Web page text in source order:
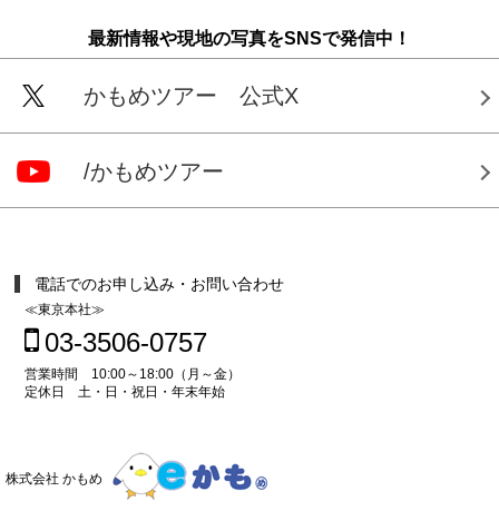
最新情報や現地の写真をSNSで発信中！
かもめツアー 公式X
/かもめツアー
電話でのお申し込み・お問い合わせ
≪東京本社≫
03-3506-0757
営業時間 10:00～18:00（月～金）
定休日 土・日・祝日・年末年始
株式会社 かもめ